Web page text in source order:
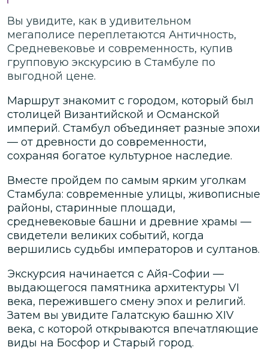
Вы увидите, как в удивительном
мегаполисе переплетаются Античность,
Средневековье и современность, купив
групповую экскурсию в Стамбуле по
выгодной цене.
Маршрут знакомит с городом, который был
столицей Византийской и Османской
империй. Стамбул объединяет разные эпохи
— от древности до современности,
сохраняя богатое культурное наследие.
Вместе пройдем по самым ярким уголкам
Стамбула: современные улицы, живописные
районы, старинные площади,
средневековые башни и древние храмы —
свидетели великих событий, когда
вершились судьбы императоров и султанов.
Экскурсия начинается с Айя-Софии —
выдающегося памятника архитектуры VI
века, пережившего смену эпох и религий.
Затем вы увидите Галатскую башню XIV
века, с которой открываются впечатляющие
виды на Босфор и Старый город.